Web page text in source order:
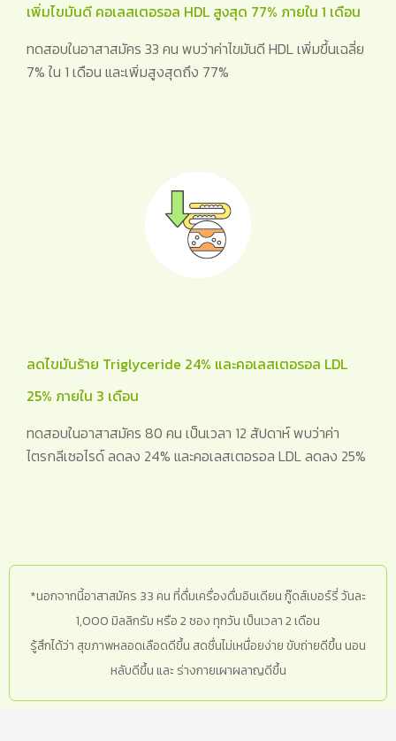
เพิ่มไขมันดี คอเลสเตอรอล HDL สูงสุด 77% ภายใน 1 เดือน
ทดสอบในอาสาสมัคร 33 คน พบว่าค่าไขมันดี HDL เพิ่มขึ้นเฉลี่ย
7% ใน 1 เดือน และเพิ่มสูงสุดถึง 77%
ลดไขมันร้าย Triglyceride 24% และคอเลสเตอรอล LDL
25% ภายใน 3 เดือน
ทดสอบในอาสาสมัคร 80 คน เป็นเวลา 12 สัปดาห์ พบว่าค่า
ไตรกลีเซอไรด์ ลดลง 24% และคอเลสเตอรอล LDL ลดลง 25%
*นอกจากนี้อาสาสมัคร 33 คน ที่ดื่มเครื่องดื่มอินเดียน กู๊ดส์เบอร์รี่ วันละ
1,000 มิลลิกรัม หรือ 2 ซอง ทุกวัน เป็นเวลา 2 เดือน
รู้สึกได้ว่า สุขภาพหลอดเลือดดีขึ้น สดชื่นไม่เหนื่อยง่าย ขับถ่ายดีขึ้น นอน
หลับดีขึ้น และ ร่างกายเผาผลาญดีขึ้น